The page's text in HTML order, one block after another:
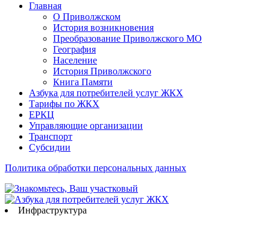
Главная
О Приволжском
История возникновения
Преобразование Приволжского МО
География
Население
История Приволжского
Книга Памяти
Азбука для потребителей услуг ЖКХ
Тарифы по ЖКХ
ЕРКЦ
Управляющие организации
Транспорт
Субсидии
Политика обработки персональных данных
Инфраструктура